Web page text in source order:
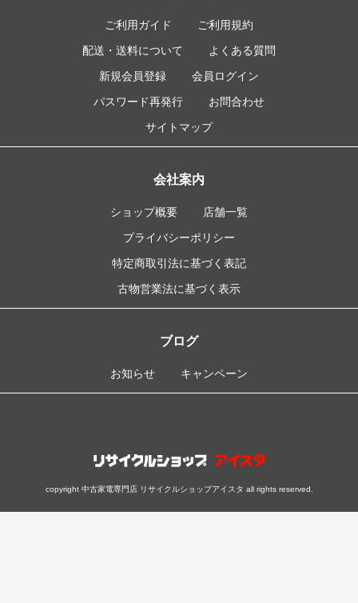
ご利用ガイド
ご利用規約
配送・送料について
よくある質問
新規会員登録
会員ログイン
パスワード再発行
お問合わせ
サイトマップ
会社案内
ショップ概要
店舗一覧
プライバシーポリシー
特定商取引法に基づく表記
古物営業法に基づく表示
ブログ
お知らせ キャンペーン
copyright 中古家電専門店 リサイクルショップアイスタ all rights reserved.